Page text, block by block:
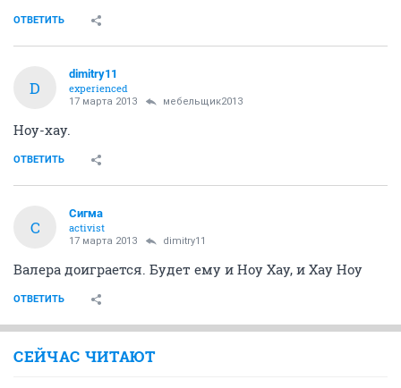
ОТВЕТИТЬ
D
dimitry11
experienced
17 марта 2013 мебельщик2013
Ноу-хау.
ОТВЕТИТЬ
С
Сигма
activist
17 марта 2013 dimitry11
Валера доиграется. Будет ему и Ноу Хау, и Хау Ноу
ОТВЕТИТЬ
СЕЙЧАС ЧИТАЮТ